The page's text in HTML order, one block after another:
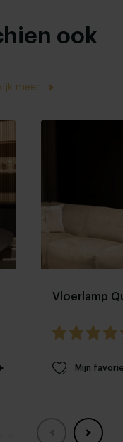
ook
meer
Vloerlamp
Mijn